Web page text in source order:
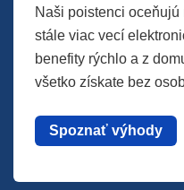
Naši poistenci
stále viac vecí
benefity rýchlo a z
všetko získate bez
Spoznať výhody